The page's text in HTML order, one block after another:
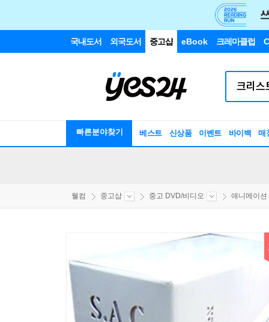
국내도서 외국도서 중고샵 eBook 크레마클럽
빠른분야찾기 베스트 신상품 이벤트 바이백 매
웰컴 중고샵 중고 DVD/비디오 애니메이션